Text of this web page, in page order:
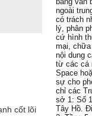
cốt lõi
ngoài
có trách
lý, phân
cứ hình
mại, chữa
nội dung
từ các cá
Space
sự cho
chỉ các
sở 1: Số
Tây Hồ.